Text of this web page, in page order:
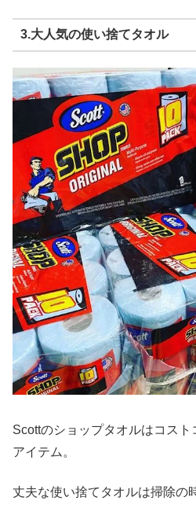
3.大人気の使い捨てタオル
Scottのショップタオルはコス
アイテム。
丈夫な使い捨てタオルは掃除の